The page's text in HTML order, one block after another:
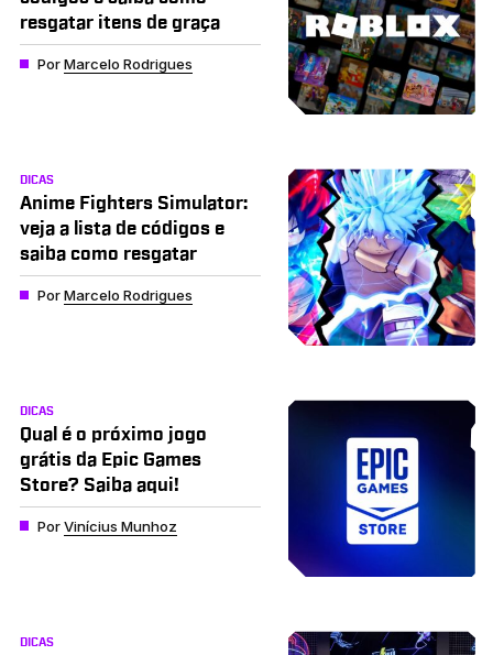
resgatar itens de graça
PorMarcelo Rodrigues
DICAS
Anime Fighters Simulator:
veja a lista de códigos e
saiba como resgatar
PorMarcelo Rodrigues
DICAS
Qual é o próximo jogo
grátis da Epic Games
Store? Saiba aqui!
PorVinícius Munhoz
DICAS